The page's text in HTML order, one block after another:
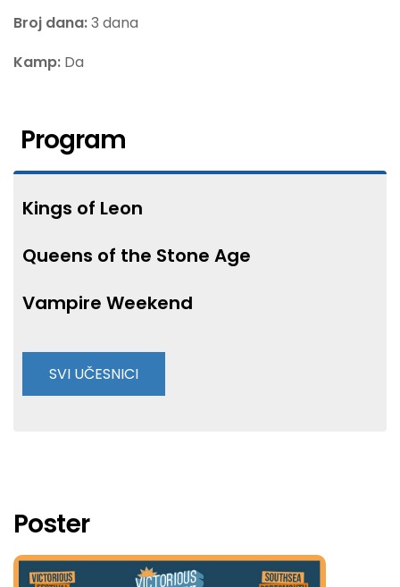
Broj dana:3 dana
Kamp: Da
Program
Kings of Leon
Queens of the Stone Age
Vampire Weekend
SVI UČESNICI
Bloc Party
Bradley Simpson
Poster